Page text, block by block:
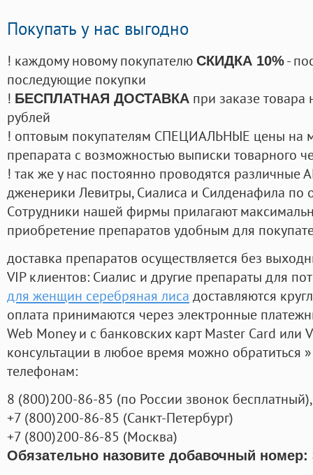
Покупать у нас выгодно
! каждому новому покупателю СКИДКА 10%-
последующие покупки
! БЕСПЛАТНАЯ ДОСТАВКА при заказе
рублей
! оптовым покупателям СПЕЦИАЛЬНЫЕ цены на
препарата с возможностью выписки товарного
! так же у нас постоянно проводятся
дженерики Левитры, Сиалиса и Силденафила по
Cотрудники нашей фирмы прилагают
приобретение препаратов удобным для
доставка препаратов осуществляется без
VIP клиентов: Сиалис и другие препараты для
для женщин серебряная лиса доставляются
оплата принимаются через электронные
Web Money и с банковских карт Master Card или
консультации в любое время можно обратиться
телефонам:
8 (800)200-86-85 (по России звонок бесплатный),
+7 (800)200-86-85 (Санкт-Петербург)
+7 (800)200-86-85 (Москва)
Обязательно назовите добавочный номер: